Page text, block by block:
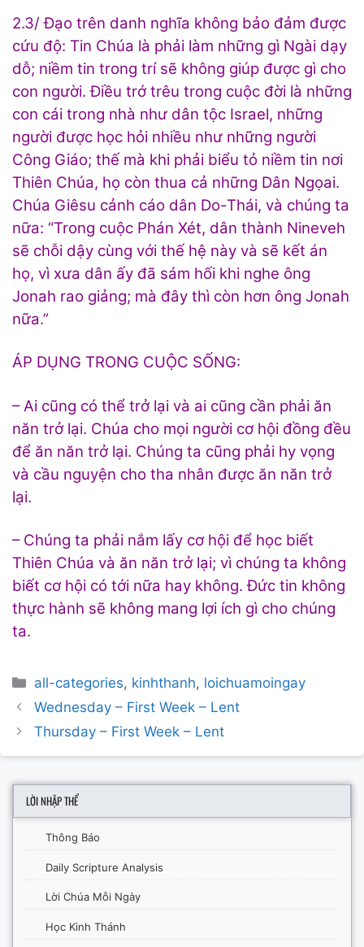
2.3/ Đạo trên danh nghĩa không bảo đảm được
cứu độ: Tin Chúa là phải làm những gì Ngài dạy
dỗ; niềm tin trong trí sẽ không giúp được gì cho
con người. Điều trớ trêu trong cuộc đời là những
con cái trong nhà như dân tộc Israel, những
người được học hỏi nhiều như những người
Công Giáo; thế mà khi phải biểu tỏ niềm tin nơi
Thiên Chúa, họ còn thua cả những Dân Ngọai.
Chúa Giêsu cảnh cáo dân Do-Thái, và chúng ta
nữa: “Trong cuộc Phán Xét, dân thành Nineveh
sẽ chỗi dậy cùng với thế hệ này và sẽ kết án
họ, vì xưa dân ấy đã sám hối khi nghe ông
Jonah rao giảng; mà đây thì còn hơn ông Jonah
nữa.”
ÁP DỤNG TRONG CUỘC SỐNG:
– Ai cũng có thể trở lại và ai cũng cần phải ăn
năn trở lại. Chúa cho mọi người cơ hội đồng đều
để ăn năn trở lại. Chúng ta cũng phải hy vọng
và cầu nguyện cho tha nhân được ăn năn trở
lại.
– Chúng ta phải nắm lấy cơ hội để học biết
Thiên Chúa và ăn năn trở lại; vì chúng ta không
biết cơ hội có tới nữa hay không. Đức tin không
thực hành sẽ không mang lợi ích gì cho chúng
ta.
Categories
all-categories, kinhthanh, loichuamoingay
Post
navigation
Wednesday – First Week – Lent
Thursday – First Week – Lent
LỜI NHẬP THỂ
Thông Báo
Daily Scripture Analysis
Lời Chúa Mỗi Ngày
Học Kinh Thánh